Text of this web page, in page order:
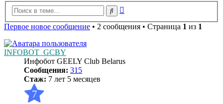
Поиск
Первое новое сообщение • 2 сообщения • Страница 1 из 1
INFOBOT_GCBY
Инфобот GEELY Club Belarus
Сообщения: 315
Стаж: 7 лет 5 месяцев
7